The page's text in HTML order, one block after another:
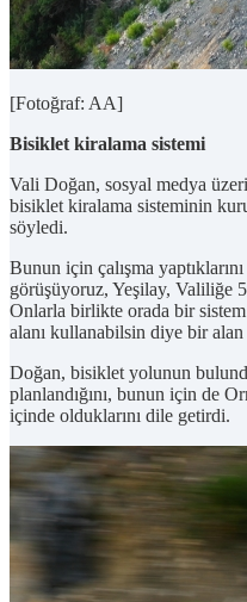
[Fotoğraf: AA]
Bisiklet kiralama sistemi
Vali Doğan, sosyal medya
bisiklet kiralama sisteminin
söyledi.
Bunun için çalışma
görüşüyoruz, Yeşilay, Valiliğe
Onlarla birlikte orada bir
alanı kullanabilsin diye bir
Doğan, bisiklet yolunun
planlandığını, bunun için de
içinde olduklarını dile getirdi.